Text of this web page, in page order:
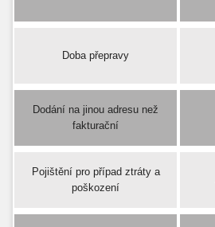
Doba přepravy
Dodání na jinou adresu než
fakturační
Pojištění pro případ ztráty a
poškození